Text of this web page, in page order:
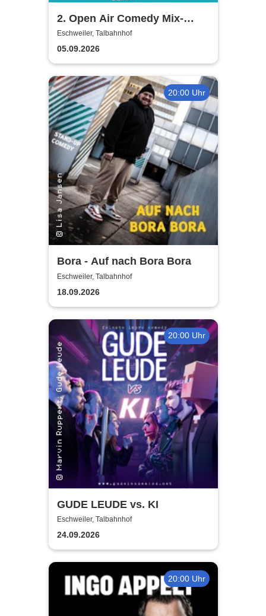
2. Open Air Comedy Mix-
Show - Khalid Bounouar,
Benaissa Lamroubal, Abeku
u. a.
Eschweiler, Talbahnhof
05.09.2026
20:00 Uhr
Bora - Auf nach Bora Bora
Eschweiler, Talbahnhof
18.09.2026
20:00 Uhr
GUDE LEUDE vs. KI
Eschweiler, Talbahnhof
24.09.2026
20:00 Uhr